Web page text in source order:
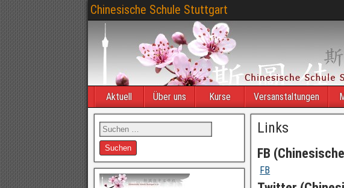
Chinesische Schule Stuttgart
Aktuell Über uns Kurse Versanstaltungen
Links
FB
FB